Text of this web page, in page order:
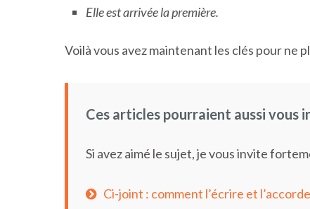
Elle est arrivée la première.
Voilà vous avez maintenant les clés pour ne
Ces articles pourraient aussi vous
Si avez aimé le sujet, je vous invite
Ci-joint : comment l’écrire et